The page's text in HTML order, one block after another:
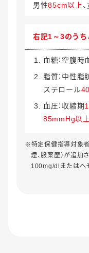
男性85cm以上
右記1～3のうち
血糖：空腹時
脂質：中性脂
ステロール
血圧：収縮期
85mmHg以上
※特定保健指導対象者
煙、服薬歴）が追加
100mg/dlまたはヘ